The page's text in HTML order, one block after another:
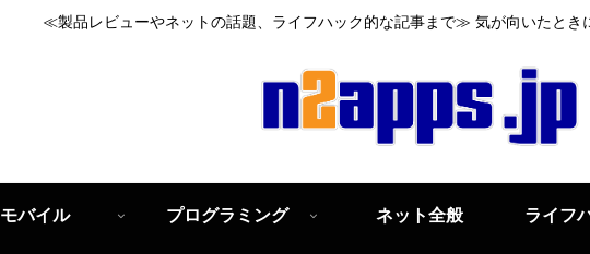
≪製品レビューやネットの話題、ライフハック的な記事まで≫ 気が向いたとき
モバイル プログラミング ネット全般 ライフ